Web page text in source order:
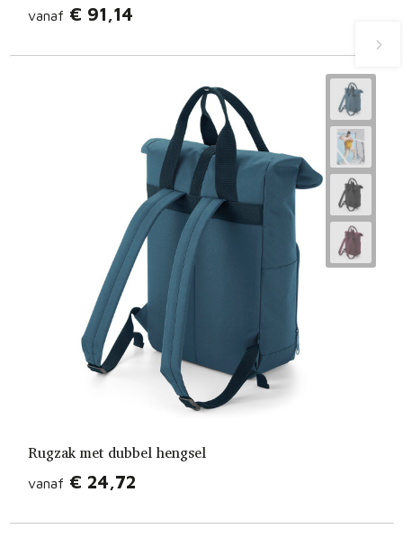
vanaf € 91,14
Rugzak met dubbel hengsel
vanaf € 24,72